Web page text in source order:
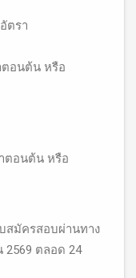
ตรา
อนต้น หรือ
อนต้น หรือ
สมัครสอบผ่านทาง
2569 ตลอด 24